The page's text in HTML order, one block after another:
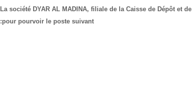
La société DYAR AL MADINA, filiale de la Caisse de Dépôt et
pour pourvoir le poste suivant: